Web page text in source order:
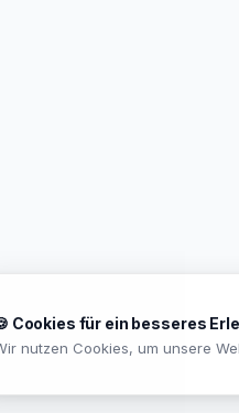
Cookies für ein besseres
nutzen Cookies, um unsere